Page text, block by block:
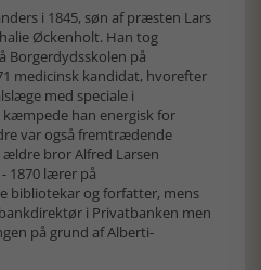
i 1845, søn af præsten Lars
Øckenholt. Han tog
Borgerdydsskolen på
medicinsk kandidat, hvorefter
med speciale i
han energisk for
var også fremtrædende
bror Alfred Larsen
1870 lærer på
bibliotekar og forfatter, mens
i Privatbanken men
på grund af Alberti-